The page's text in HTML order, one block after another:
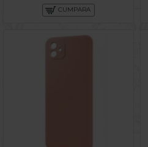
CUMPARA